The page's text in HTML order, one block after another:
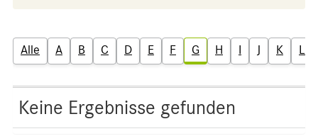
Alle A B C D E F G H I J K L
Keine Ergebnisse gefunden